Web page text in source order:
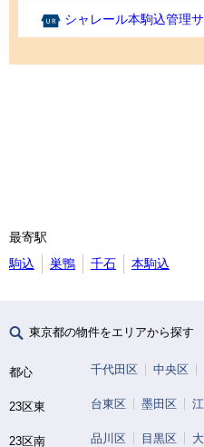
シャレール本駒込管理
最寄駅
駒込
巣鴨 千石 本駒込
東京都の物件をエリアから探す
都心 千代田区 中央区
23区東 台東区 墨田区
23区南 品川区 目黒区